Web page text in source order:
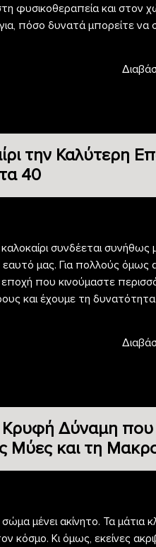
φυσικοθεραπεία και στον
πόσο δυνατά μπορείτε να
την Καλύτερη
40
συνδέεται συνήθως
μας. Για πολλούς όμως
η εποχή που κινούμαστε
και έχουμε τη
Κρυφή Δύναμη που
Μύες και τη
μένει ακίνητο. Τα μάτια
κόσμο. Κι όμως, εκείνες